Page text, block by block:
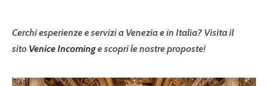
Cerchi esperienze e servizi a Venezia e in Italia? Visita il
sito Venice Incominge scopri le nostre proposte!